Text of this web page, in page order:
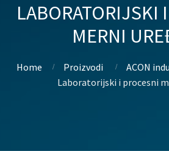
LABORATORIJSKI
MERNI
Home Proizvodi
ACON
Laboratorijski i procesni